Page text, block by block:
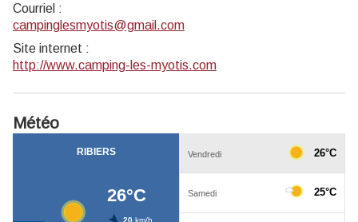
Courriel :
campinglesmyotis@gmail.com
Site internet :
http://www.camping-les-myotis.com
Météo